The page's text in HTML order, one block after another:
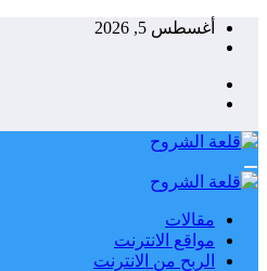
التجاوزأغسطس 5, 2026
مقالات
مواقع الانترنت
الربح من الانترنت